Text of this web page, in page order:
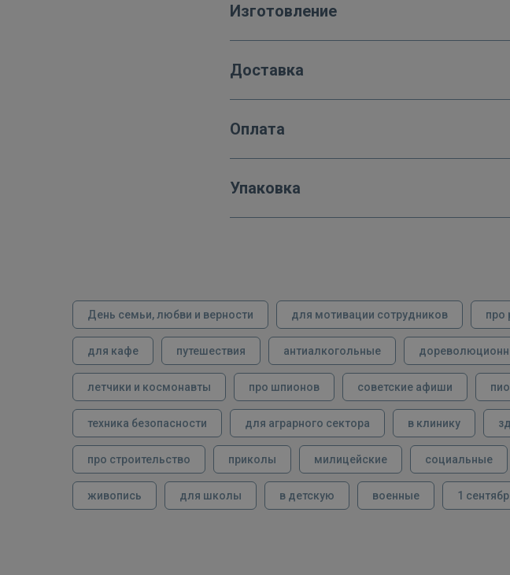
Изготовление
Доставка
Оплата
Упаковка
День семьи, любви и верности для мотивации сотрудников про
для кафе путешествия антиалкогольные
летчики и космонавты про шпионов советские афиши
техника безопасности для аграрного сектора в клинику
про строительство приколы милицейские социальные
живопись для школы в детскую военные 1